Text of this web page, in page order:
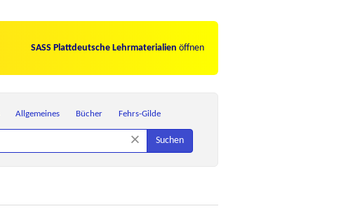
SASS Plattdeutsche Lehrmaterialien öffnen
Allgemeines Bücher Fehrs-Gilde
× Suchen